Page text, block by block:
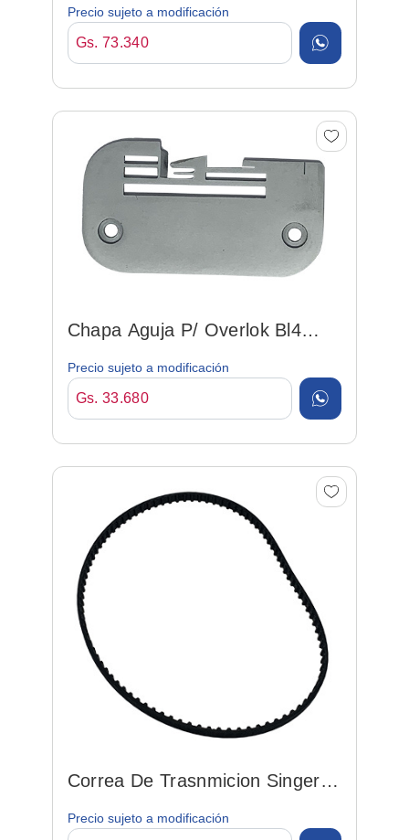
Precio sujeto a modificación
Gs. 73.340
Chapa Aguja P/ Overlok Bl4
(31225)
Precio sujeto a modificación
Gs. 33.680
Correa De Trasnmicion Singer
Preta Porte 190xl
Precio sujeto a modificación